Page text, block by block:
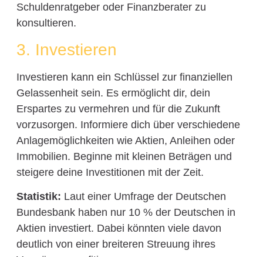
Schuldenratgeber oder Finanzberater zu
konsultieren.
3. Investieren
Investieren kann ein Schlüssel zur finanziellen
Gelassenheit sein. Es ermöglicht dir, dein
Erspartes zu vermehren und für die Zukunft
vorzusorgen. Informiere dich über verschiedene
Anlagemöglichkeiten wie Aktien, Anleihen oder
Immobilien. Beginne mit kleinen Beträgen und
steigere deine Investitionen mit der Zeit.
Statistik: Laut einer Umfrage der Deutschen
Bundesbank haben nur 10 % der Deutschen in
Aktien investiert. Dabei könnten viele davon
deutlich von einer breiteren Streuung ihres